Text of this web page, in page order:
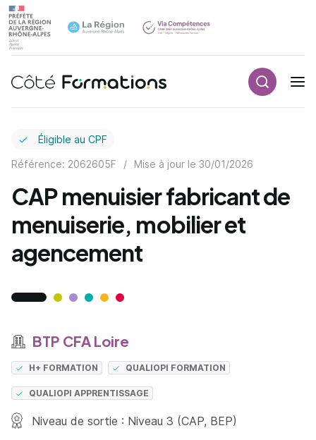
Navigation principale
Éligible au CPF
Référence: 2062605F / Mise à jour le 30/01/2026
CAP menuisier fabricant de
menuiserie, mobilier et
agencement
BTP CFA Loire
H+ FORMATION QUALIOPI FORMATION
QUALIOPI APPRENTISSAGE
Niveau de sortie : Niveau 3 (CAP, BEP)